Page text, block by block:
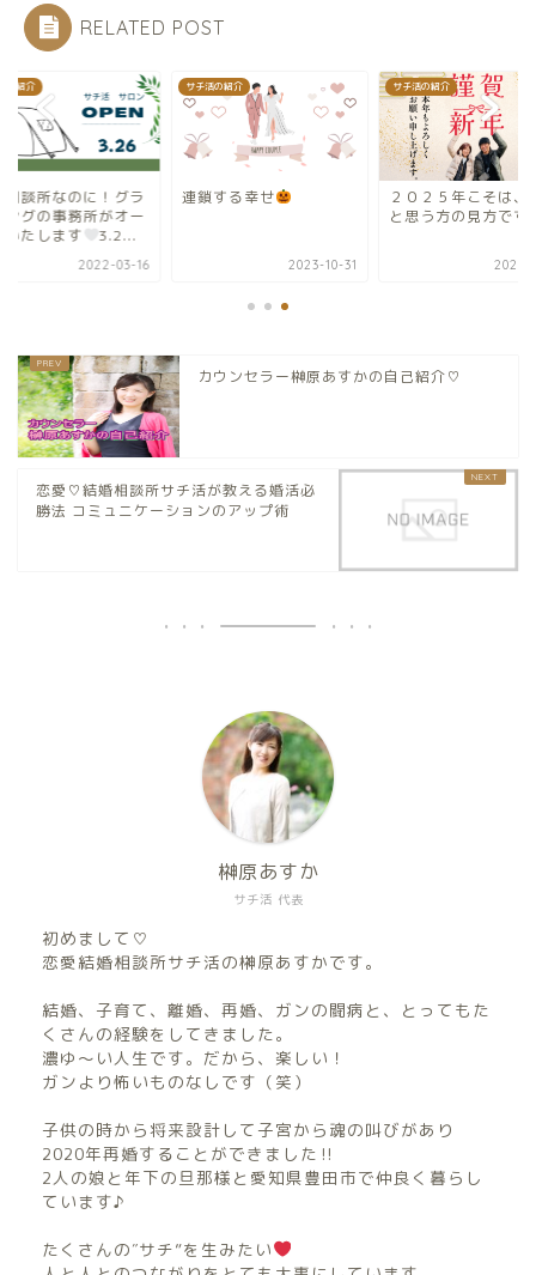
RELATED POST
の紹介
相談所なのに！グラ
ングの事務所がオー
いたします
3.2...
2022-03-16
サチ活の紹介
連鎖する幸せ
2023-10-31
サチ活の紹介
２０２５年こそは、
と思う方の見方です
2025-
カウンセラー榊原あすかの自己紹介♡
恋愛♡結婚相談所サチ活が教える婚活必
勝法 コミュニケーションのアップ術
サチ活 代表
榊原あすか
初めまして♡
恋愛結婚相談所サチ活の榊原あすかです。
結婚、子育て、離婚、再婚、ガンの闘病と、とってもた
くさんの経験をしてきました。
濃ゆ〜い人生です。だから、楽しい！
ガンより怖いものなしです（笑）
子供の時から将来設計して子宮から魂の叫びがあり
2020年再婚することができました‼︎
2人の娘と年下の旦那様と愛知県豊田市で仲良く暮らし
ています♪
たくさんの″サチ”を生みたい